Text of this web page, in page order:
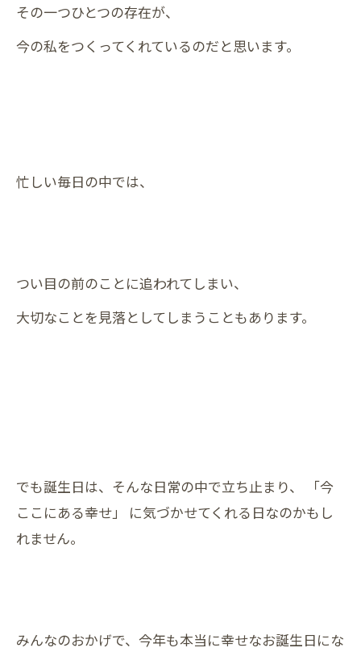
その一つひとつの存在が、
今の私をつくってくれているのだと思います。
忙しい毎日の中では、
つい目の前のことに追われてしまい、
大切なことを見落としてしまうこともあります。
でも誕生日は、そんな日常の中で立ち止まり、 「今
ここにある幸せ」 に気づかせてくれる日なのかもし
れません。
みんなのおかげで、今年も本当に幸せなお誕生日にな